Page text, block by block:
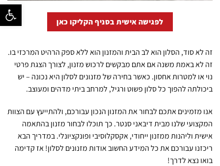
פתח
לפגישה אישית בסניף הקליקו כאן
זה לא סוד, הסלון הוא לב הבית והמזנון הוא ללא ספק הרהיט המרכזי בו.
זה לא באמת משנה אם אתם מבקשים לרכוש מזנון, לצורך הצגת פרטי
נוי או למטרות אחסון. כאשר בחירה של מזנונים לסלון היא נכונה – יש
ביכולתה להפוך כל סלון פשוט ורגיל, למרחב ביתי מדהים ומעוצב.
אנו מזמינים אתכם לבחור את המזנון הנכון עבורכם, ולהתייעץ עם הצוות
המקצועי שלנו מבית דיבאני סנטר. כך תוכלו לבחור מזנון בהתאמה
אישית וליהנות ממזנון ייחודי, אקסקלוסיבי ופונקציונלי. במדריך הבא
ריכזנו עבורכם את כל המידע החשוב אודות מזנונים לסלון! אז קדימה
בואו נצא לדרך!